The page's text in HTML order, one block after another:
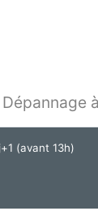
Dépannage
(avant 13h)